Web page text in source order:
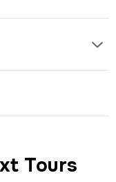
Tours